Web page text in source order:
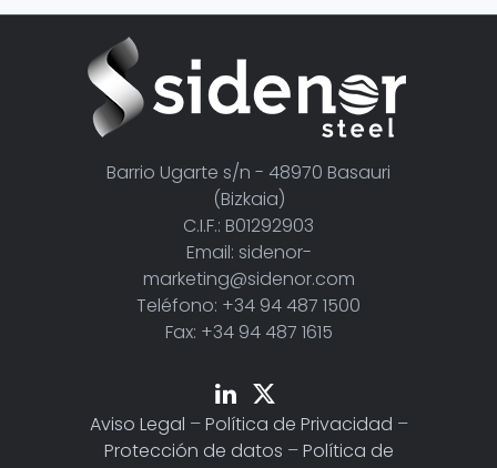
Barrio Ugarte s/n - 48970 Basauri
(Bizkaia)
C.I.F.: B01292903
Email: sidenor-
marketing@sidenor.com
Teléfono: +34 94 487 1500
Fax: +34 94 487 1615
Aviso Legal –Política de Privacidad –
Protección de datos –Política de